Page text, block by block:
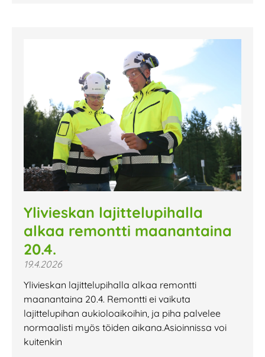
Ylivieskan lajittelupihalla
alkaa remontti maanantaina
20.4.
19.4.2026
Ylivieskan lajittelupihalla alkaa remontti
maanantaina 20.4. Remontti ei vaikuta
lajittelupihan aukioloaikoihin, ja piha palvelee
normaalisti myös töiden aikana.Asioinnissa voi
kuitenkin